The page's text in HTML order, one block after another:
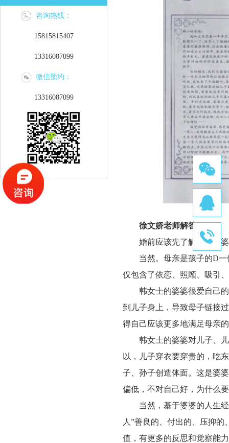
咨询热线：
15815815407
13316087099
微信预约：
13316087099
徐文娇老师解答:
婚前应该先了解未来婆
当然。母亲是孩子的D
仅包含了依恋、照顾、吸引
韩女士的婆婆很爱自己
到儿子身上，导致母子链接
得自己应该更多地满足母亲
韩女土的婆婆对儿子、
以，儿子穿衣要穿贵的，吃
子、孙子创造体面。这是婆
偏低，不对自己好，为什么
当然，基于婆婆的人生
人”善良的、付出的、压抑
值，有更多的反思和觉察能